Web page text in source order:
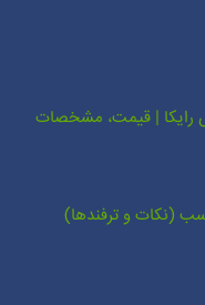
رایکا | قیمت، مشخصات
(نکات و ترفندها)